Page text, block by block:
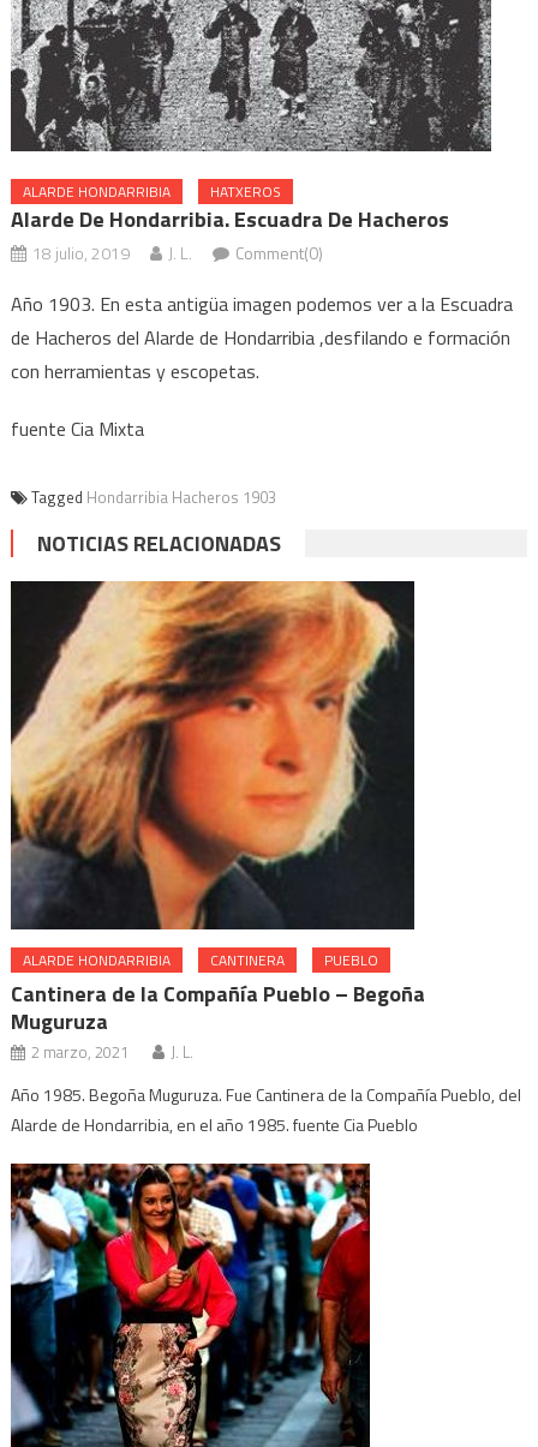
ALARDE HONDARRIBIA HATXEROS
Alarde De Hondarribia. Escuadra De Hacheros
18 julio, 2019 J. L. Comment(0)
Año 1903. En esta antigüa imagen podemos ver a la Escuadra
de Hacheros del Alarde de Hondarribia ,desfilando e formación
con herramientas y escopetas.
fuente Cia Mixta
Tagged Hondarribia Hacheros 1903
NOTICIAS RELACIONADAS
ALARDE HONDARRIBIA CANTINERA PUEBLO
Cantinera de la Compañía Pueblo – Begoña
Muguruza
2 marzo, 2021 J. L.
Año 1985. Begoña Muguruza. Fue Cantinera de la Compañía Pueblo, del
Alarde de Hondarribia, en el año 1985. fuente Cia Pueblo